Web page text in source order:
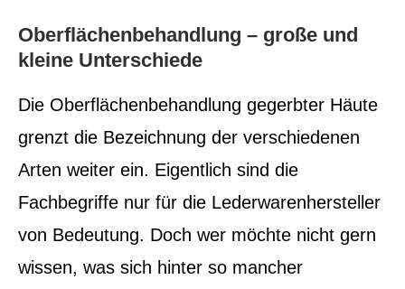
Oberflächenbehandlung – große und
kleine Unterschiede
Die Oberflächenbehandlung gegerbter Häute
grenzt die Bezeichnung der verschiedenen
Arten weiter ein. Eigentlich sind die
Fachbegriffe nur für die Lederwarenhersteller
von Bedeutung. Doch wer möchte nicht gern
wissen, was sich hinter so mancher